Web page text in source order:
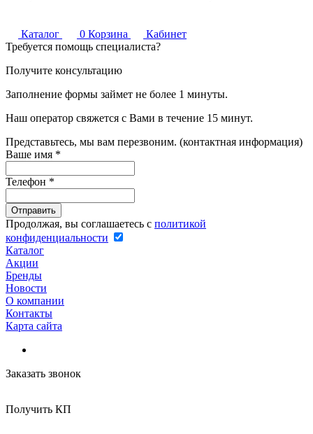
Каталог 0 Корзина
Кабинет
Требуется помощь специалиста?
Получите консультацию
Заполнение формы займет не более 1 минуты.
Наш оператор свяжется с Вами в течение 15 минут.
Представьтесь, мы вам перезвоним. (контактная информация)
Ваше имя *
Телефон *
Продолжая, вы соглашаетесь с политикой
конфиденциальности
Каталог
Акции
Бренды
Новости
О компании
Контакты
Карта сайта
Заказать звонок
Получить КП